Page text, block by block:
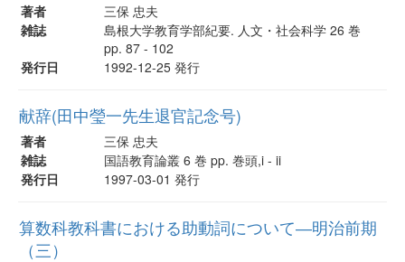
著者
三保 忠夫
雑誌
島根大学教育学部紀要. 人文・社会科学 26 巻
pp. 87 - 102
発行日
1992-12-25 発行
献辞(田中瑩一先生退官記念号)
著者
三保 忠夫
雑誌
国語教育論叢 6 巻 pp. 巻頭,i - ii
発行日
1997-03-01 発行
算数科教科書における助動詞について―明治前期
（三）